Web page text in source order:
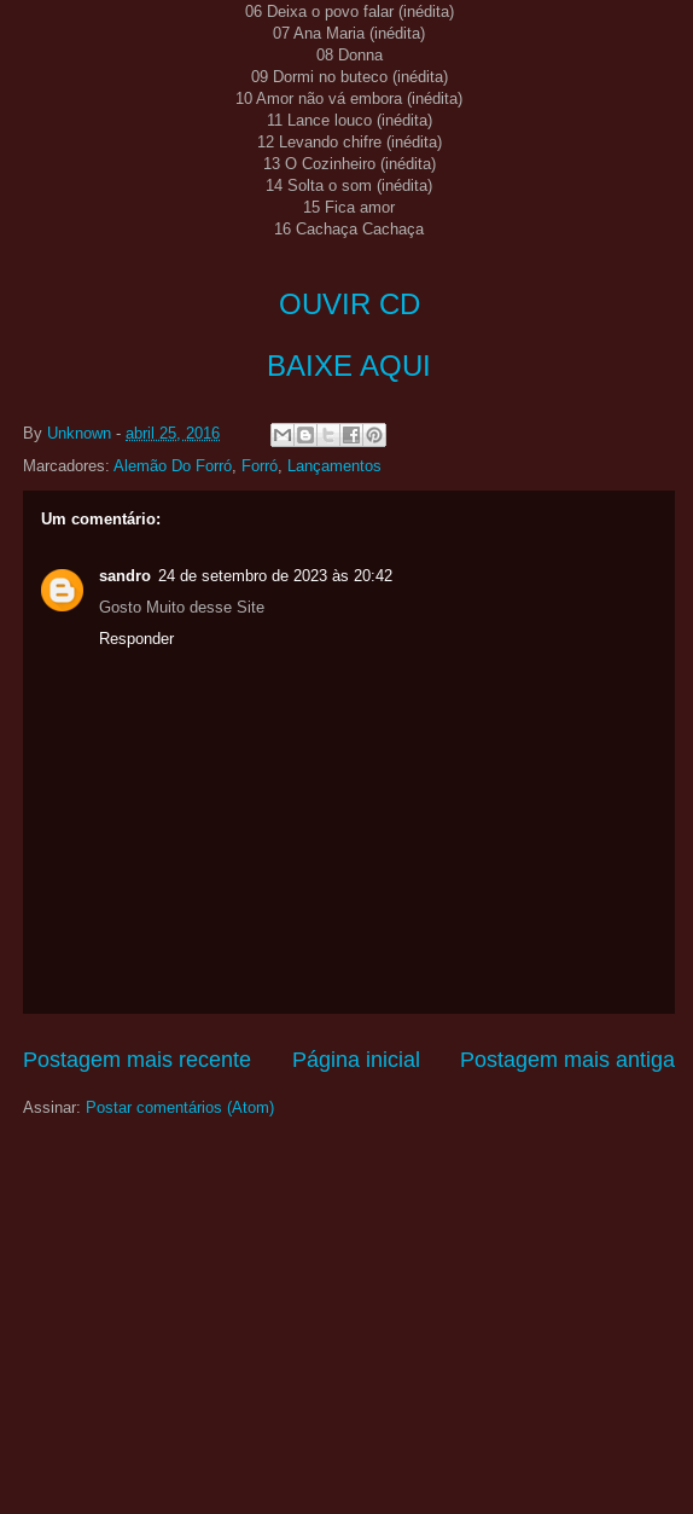
06 Deixa o povo falar (inédita)
07 Ana Maria (inédita)
08 Donna
09 Dormi no buteco (inédita)
10 Amor não vá embora (inédita)
11 Lance louco (inédita)
12 Levando chifre (inédita)
13 O Cozinheiro (inédita)
14 Solta o som (inédita)
15 Fica amor
16 Cachaça Cachaça
OUVIR CD
BAIXE AQUI
By Unknown - abril 25, 2016
Marcadores: Alemão Do Forró, Forró, Lançamentos
Um comentário:
sandro 24 de setembro de 2023 às 20:42
Gosto Muito desse Site
Responder
Postagem mais recente Postagem mais antiga
Página inicial
Assinar: Postar comentários (Atom)